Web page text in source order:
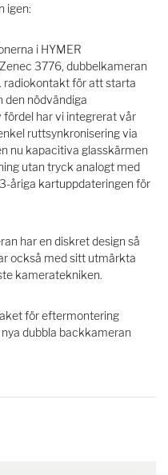
igen:
i HYMER
3776, dubbelkameran
radiokontakt för att starta
den nödvändiga
har vi integrerat vår
ruttsynkronisering via
nu kapacitiva glasskärmen
utan tryck analogt med
åriga kartuppdateringen för
har en diskret design så
också med sitt utmärkta
kameratekniken.
för eftermontering
dubbla backkameran